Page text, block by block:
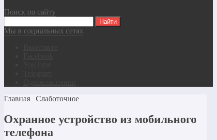
Поиск по сайту
Мы в социальных сетях
Главная
Слаботочное
Охранное устройство из мобильного
телефона